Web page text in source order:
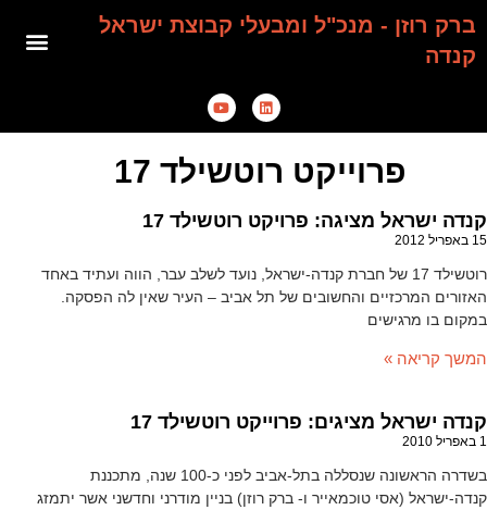
ברק רוזן - מנכ"ל ומבעלי קבוצת ישראל
קנדה
פרוייקט רוטשילד 17
קנדה ישראל מציגה: פרויקט רוטשילד 17
15 באפריל 2012
רוטשילד 17 של חברת קנדה-ישראל, נועד לשלב עבר, הווה ועתיד באחד
האזורים המרכזיים והחשובים של תל אביב – העיר שאין לה הפסקה.
במקום בו מרגישים
המשך קריאה »
קנדה ישראל מציגים: פרוייקט רוטשילד 17
1 באפריל 2010
בשדרה הראשונה שנסללה בתל-אביב לפני כ-100 שנה, מתכננת
קנדה-ישראל (אסי טוכמאייר ו- ברק רוזן) בניין מודרני וחדשני אשר יתמזג